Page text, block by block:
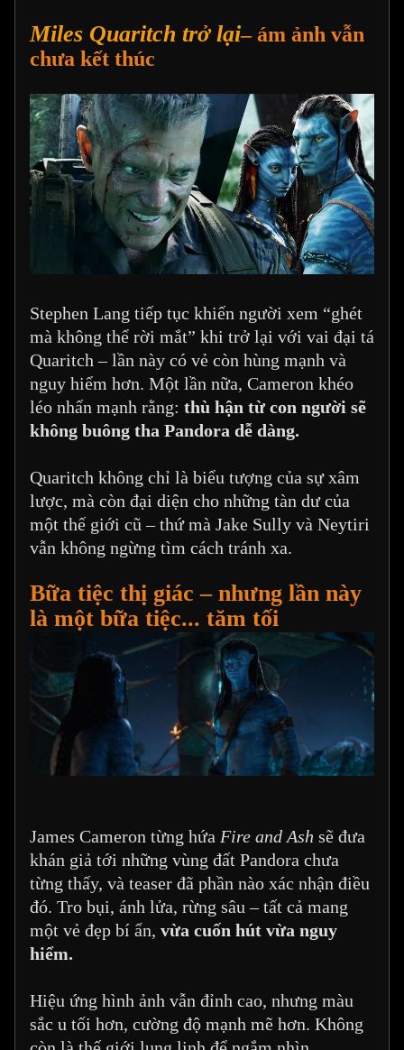
Miles Quaritch trở lại– ám ảnh vẫn
chưa kết thúc
Stephen Lang tiếp tục khiến người xem “ghét
mà không thể rời mắt” khi trở lại với vai đại tá
Quaritch – lần này có vẻ còn hùng mạnh và
nguy hiểm hơn. Một lần nữa, Cameron khéo
léo nhấn mạnh rằng: thù hận từ con người sẽ
không buông tha Pandora dễ dàng.
Quaritch không chỉ là biểu tượng của sự xâm
lược, mà còn đại diện cho những tàn dư của
một thế giới cũ – thứ mà Jake Sully và Neytiri
vẫn không ngừng tìm cách tránh xa.
Bữa tiệc thị giác – nhưng lần này
là một bữa tiệc... tăm tối
James Cameron từng hứa Fire and Ash sẽ đưa
khán giả tới những vùng đất Pandora chưa
từng thấy, và teaser đã phần nào xác nhận điều
đó. Tro bụi, ánh lửa, rừng sâu – tất cả mang
một vẻ đẹp bí ẩn, vừa cuốn hút vừa nguy
hiểm.
Hiệu ứng hình ảnh vẫn đỉnh cao, nhưng màu
sắc u tối hơn, cường độ mạnh mẽ hơn. Không